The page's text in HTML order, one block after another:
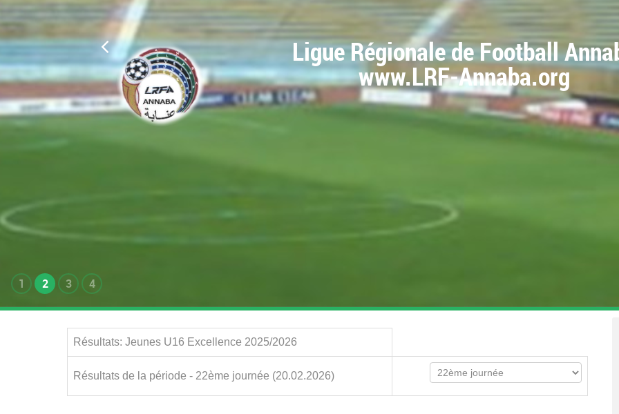
Ligue Régionale de Football
www.LRF-Annaba.org
1 2 3 4
Résultats: Jeunes U16 Excellence 2025/2026
Résultats de la période - 22ème journée (20.02.2026)